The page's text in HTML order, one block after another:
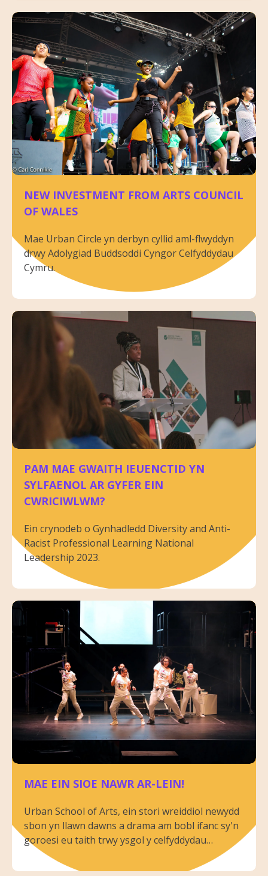
NEW INVESTMENT FROM ARTS COUNCIL
OF WALES
Mae Urban Circle yn derbyn cyllid aml-flwyddyn
drwy Adolygiad Buddsoddi Cyngor Celfyddydau
Cymru.
PAM MAE GWAITH IEUENCTID YN
SYLFAENOL AR GYFER EIN
CWRICIWLWM?
Ein crynodeb o Gynhadledd Diversity and Anti-
Racist Professional Learning National
Leadership 2023.
MAE EIN SIOE NAWR AR-LEIN!
Urban School of Arts, ein stori wreiddiol newydd
sbon yn llawn dawns a drama am bobl ifanc sy'n
goroesi eu taith trwy ysgol y celfyddydau
perfformio, i gyd yn y gobaith o ddilyn eu
breuddwydion o ddod yn artistiaid.